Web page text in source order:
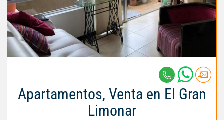
Apartamentos, Venta en El Gran
Limonar